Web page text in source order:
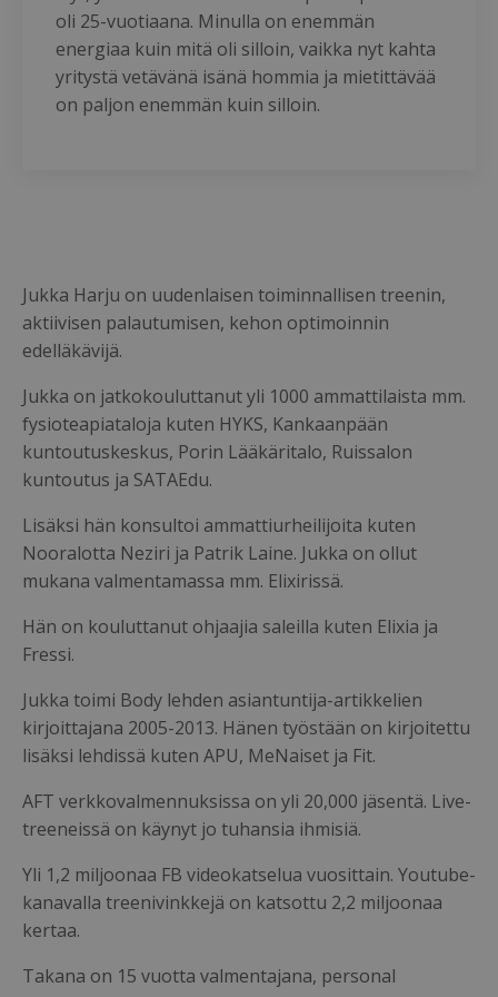
oli 25-vuotiaana. Minulla on enemmän
energiaa kuin mitä oli silloin, vaikka nyt kahta
yritystä vetävänä isänä hommia ja mietittävää
on paljon enemmän kuin silloin.
Jukka Harju on uudenlaisen toiminnallisen treenin,
aktiivisen palautumisen, kehon optimoinnin
edelläkävijä.
Jukka on jatkokouluttanut yli 1000 ammattilaista mm.
fysioteapiataloja kuten HYKS, Kankaanpään
kuntoutuskeskus, Porin Lääkäritalo, Ruissalon
kuntoutus ja SATAEdu.
Lisäksi hän konsultoi ammattiurheilijoita kuten
Nooralotta Neziri ja Patrik Laine. Jukka on ollut
mukana valmentamassa mm. Elixirissä.
Hän on kouluttanut ohjaajia saleilla kuten Elixia ja
Fressi.
Jukka toimi Body lehden asiantuntija-artikkelien
kirjoittajana 2005-2013. Hänen työstään on kirjoitettu
lisäksi lehdissä kuten APU, MeNaiset ja Fit.
AFT verkkovalmennuksissa on yli 20,000 jäsentä. Live-
treeneissä on käynyt jo tuhansia ihmisiä.
Yli 1,2 miljoonaa FB videokatselua vuosittain. Youtube-
kanavalla treenivinkkejä on katsottu 2,2 miljoonaa
kertaa.
Takana on 15 vuotta valmentajana, personal